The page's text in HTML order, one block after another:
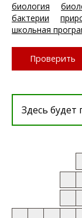
биология
бактерии
школьная
Проверить
Здесь будет